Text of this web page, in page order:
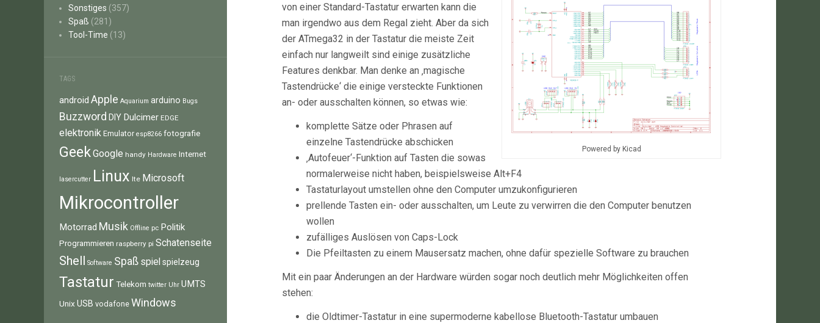
Sonstiges (357)
Spaß (281)
Tool-Time (13)
TAGS
android Apple Aquarium arduino Bugs
Buzzword DIY Dulcimer EDGE
elektronik Emulator esp8266 fotografie
GeekGoogle handy Hardware Internet
lasercutter Linux lte Microsoft
Mikrocontroller
Motorrad Musik Offline pc Politik
Programmieren raspberry pi Schatenseite
Shell Software Spaß spiel spielzeug
Tastatur Telekom twitter Uhr UMTS
Unix USB vodafone Windows
Powered by Kicad
von einer Standard-Tastatur erwarten kann die
man irgendwo aus dem Regal zieht. Aber da sich
der ATmega32 in der Tastatur die meiste Zeit
einfach nur langweilt sind einige zusätzliche
Features denkbar. Man denke an ‚magische
Tastendrücke‘ die einige versteckte Funktionen
an- oder ausschalten können, so etwas wie:
komplette Sätze oder Phrasen auf
einzelne Tastendrücke abschicken
‚Autofeuer‘-Funktion auf Tasten die sowas
normalerweise nicht haben, beispielsweise Alt+F4
Tastaturlayout umstellen ohne den Computer umzukonfigurieren
prellende Tasten ein- oder ausschalten, um Leute zu verwirren die den Computer benutzen
wollen
zufälliges Auslösen von Caps-Lock
Die Pfeiltasten zu einem Mausersatz machen, ohne dafür spezielle Software zu brauchen
Mit ein paar Änderungen an der Hardware würden sogar noch deutlich mehr Möglichkeiten offen
stehen:
die Oldtimer-Tastatur in eine supermoderne kabellose Bluetooth-Tastatur umbauen